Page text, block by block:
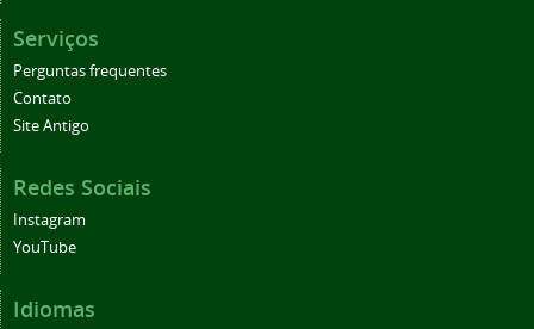
Serviços
Perguntas frequentes
Contato
Site Antigo
Redes Sociais
Instagram
YouTube
Idiomas